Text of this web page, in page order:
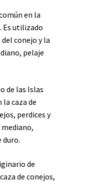
en la
Es utilizado
conejo y la
pelaje
de las Islas
la caza de
perdices y
mediano,
duro.
de
de conejos,